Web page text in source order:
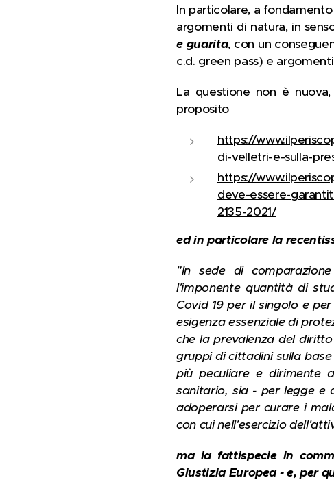
In particolare, a
argomenti di natura, in
e guarita, con un
c.d. green pass) e
La questione non è
proposito
https://
di-velletri-e-sulla-
https://
deve-essere-
2135-2021/
ed in particolare la
"In sede di
l'imponente quantità di
Covid 19 per il singolo e
esigenza essenziale di
che la prevalenza del
gruppi di cittadini sulla
più peculiare e dirimente
sanitario, sia - per legge e
adoperarsi per curare i
con cui nell'esercizio
ma la fattispecie in
Giustizia Europea - e, per